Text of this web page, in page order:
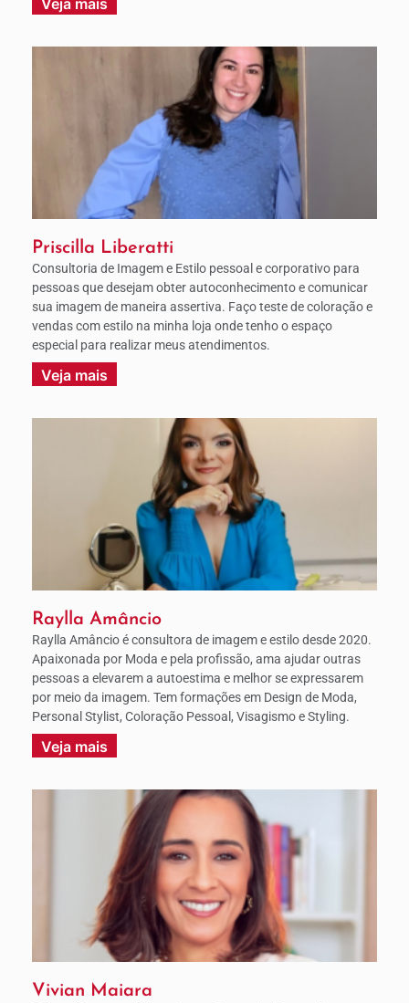
Veja mais
Priscilla Liberatti
Consultoria de Imagem e Estilo pessoal e corporativo para
pessoas que desejam obter autoconhecimento e comunicar
sua imagem de maneira assertiva. Faço teste de coloração e
vendas com estilo na minha loja onde tenho o espaço
especial para realizar meus atendimentos.
Veja mais
Raylla Amâncio
Raylla Amâncio é consultora de imagem e estilo desde 2020.
Apaixonada por Moda e pela profissão, ama ajudar outras
pessoas a elevarem a autoestima e melhor se expressarem
por meio da imagem. Tem formações em Design de Moda,
Personal Stylist, Coloração Pessoal, Visagismo e Styling.
Veja mais
Vivian Maiara